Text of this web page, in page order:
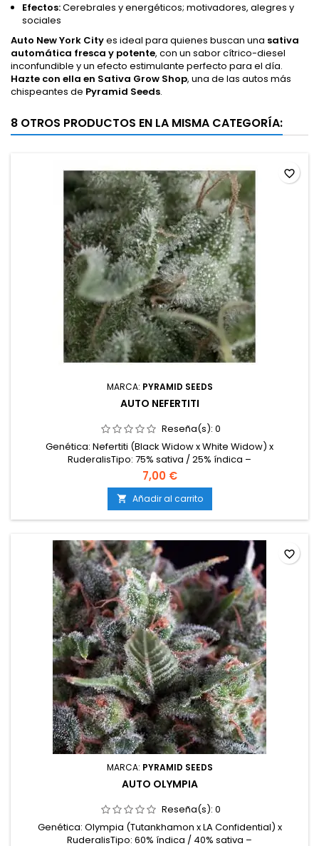
Efectos:Cerebrales y energéticos; motivadores, alegres y
sociales
Auto New York Cityes ideal para quienes buscan una sativa
automática fresca y potente, con un sabor cítrico-diesel
inconfundible y un efecto estimulante perfecto para el día.
Hazte con ella en Sativa Grow Shop, una de las autos más
chispeantes de Pyramid Seeds.
8 OTROS PRODUCTOS EN LA MISMA CATEGORÍA:
MARCA: PYRAMID SEEDS
AUTO NEFERTITI
Reseña(s): 0
Genética: Nefertiti (Black Widow x White Widow) x
RuderalisTipo: 75% sativa / 25% índica –
AutoflorecienteContenido de THC: 17-19%Tiempo de
cultivo: 65-75 días desde germinaciónProducción en
interior: 450-500 g/m²Producción en exterior: 70-150
g/plantaAltura: 80-120 cm en interior; hasta 150 cm en
exteriorAromas y sabores: Frescos y...
7,00 €
 Añadir al carrito
favorite_border
MARCA: PYRAMID SEEDS
AUTO OLYMPIA
Reseña(s): 0
Genética: Olympia (Tutankhamon x LA Confidential) x
RuderalisTipo: 60% índica / 40% sativa –
favorite_border